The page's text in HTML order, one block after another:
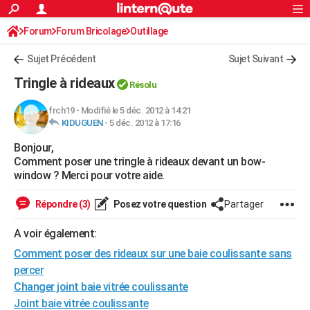
ACTUALITÉS
Politique
Société
Faits Divers
Education
Monde
Villes
+
FINANCE
Retraite
Impôts
Epargne
Immobilier
Risques naturels par ville
Banque
Assurance
Crédit
AUTO
Essais
Réserver un essai
Citadines
Berlines
SUV
Forum auto
+HIGH-TECH
Mobiles
Meilleur smartphone
Internet
Ordinateurs
Jeux vidéo
Guide high-tech
+
Forum
Aménagement intérieur
Extérieur
Cuisine
Salle de bains
Jardinage
Rangement
WEEK-END
Guides de France
Escapades
Patrimoine
Expositions
Musées
Week-end nature
+LIFESTYLE
Art de vivre
Bien-être
Loisirs
Mode
Modes de vie
SANTE
Alimentation
Guide de la santé
Maladies
Médicaments
Sommeil
VOYAGE
S'inscrire
Connexion
Forum Forum Bricolage Outillage
Sujet Précédent Sujet Suivant
Tringle à rideaux Résolu
frch19- Modifié le 5 déc. 2012 à 14:21
KIDUGUEN- 5 déc. 2012 à 17:16
Bonjour,
Comment poser une tringle à rideaux devant un bow-
window ? Merci pour votre aide.
Répondre (3) Posez votre question Partager
A voir également:
Comment poser des rideaux sur une baie coulissante sans
percer
Changer joint baie vitrée coulissante
Joint baie vitrée coulissante